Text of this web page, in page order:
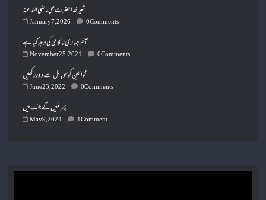
شیر خدا حضرت علی رضی اللہ عنہ
January 7, 2026 0 Comments
آخر ہماری ناکامی کی وجہ کیا ہے
November 25, 2021 0 Comments
خواتین کو موبائل سے دور رکھیں
June 23, 2022 0 Comments
پھر ملیں گے جنت میں
May 9, 2024 1 Comment